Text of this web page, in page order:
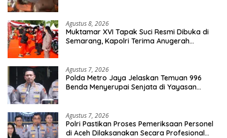
Agustus 8, 2026
Muktamar XVI Tapak Suci Resmi Dibuka di
Semarang, Kapolri Terima Anugerah
Agustus 7, 2026
Polda Metro Jaya Jelaskan Temuan 996
Benda Menyerupai Senjata di Yayasan
Agustus 7, 2026
Polri Pastikan Proses Pemeriksaan Personel
di Aceh Dilaksanakan Secara Profesional